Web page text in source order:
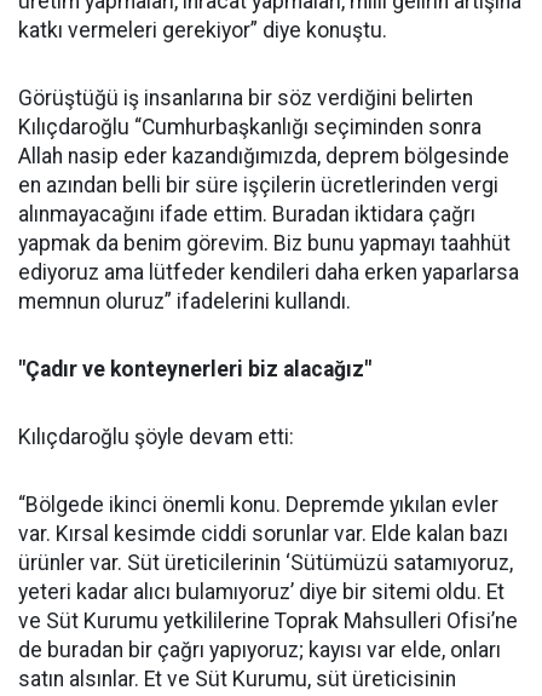
katkı vermeleri gerekiyor” diye konuştu.
Görüştüğü iş insanlarına bir söz verdiğini belirten
Kılıçdaroğlu “Cumhurbaşkanlığı seçiminden sonra
Allah nasip eder kazandığımızda, deprem bölgesinde
en azından belli bir süre işçilerin ücretlerinden vergi
alınmayacağını ifade ettim. Buradan iktidara çağrı
yapmak da benim görevim. Biz bunu yapmayı taahhüt
ediyoruz ama lütfeder kendileri daha erken yaparlarsa
memnun oluruz” ifadelerini kullandı.
"Çadır ve konteynerleri biz alacağız"
Kılıçdaroğlu şöyle devam etti:
“Bölgede ikinci önemli konu. Depremde yıkılan evler
var. Kırsal kesimde ciddi sorunlar var. Elde kalan bazı
ürünler var. Süt üreticilerinin ‘Sütümüzü satamıyoruz,
yeteri kadar alıcı bulamıyoruz’ diye bir sitemi oldu. Et
ve Süt Kurumu yetkililerine Toprak Mahsulleri Ofisi’ne
de buradan bir çağrı yapıyoruz; kayısı var elde, onları
satın alsınlar. Et ve Süt Kurumu, süt üreticisinin